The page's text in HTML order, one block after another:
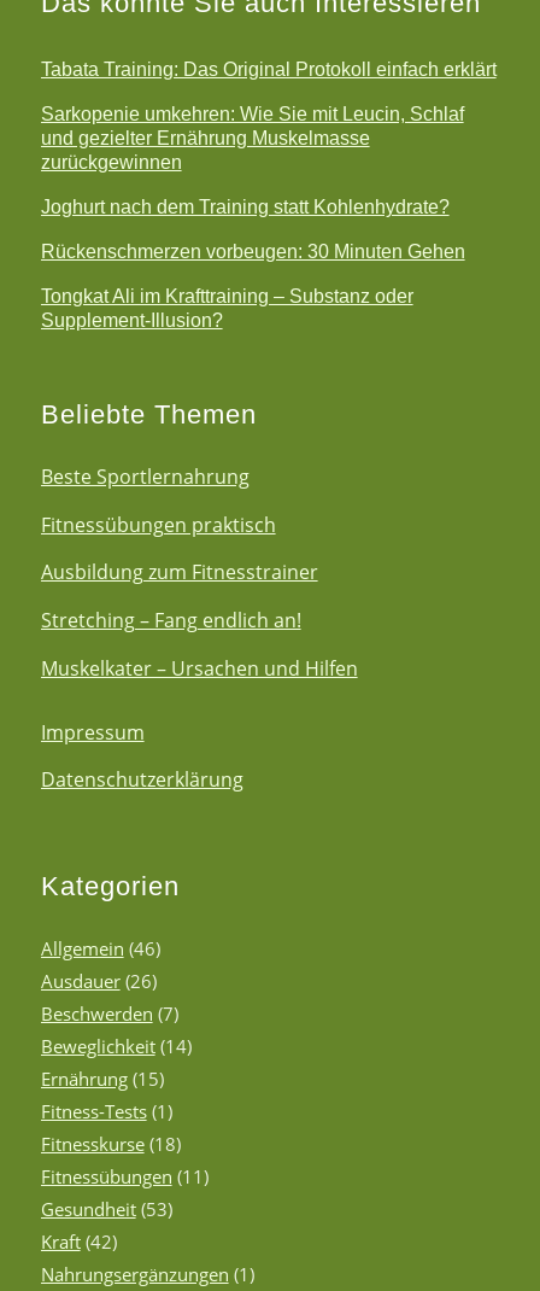
Tabata Training: Das Original Protokoll einfach erklärt
Sarkopenie umkehren: Wie Sie mit Leucin, Schlaf
und gezielter Ernährung Muskelmasse
zurückgewinnen
Joghurt nach dem Training statt Kohlenhydrate?
Rückenschmerzen vorbeugen: 30 Minuten Gehen
Tongkat Ali im Krafttraining – Substanz oder
Supplement-Illusion?
Beliebte Themen
Beste Sportlernahrung
Fitnessübungen praktisch
Ausbildung zum Fitnesstrainer
Stretching – Fang endlich an!
Muskelkater – Ursachen und Hilfen
Impressum
Datenschutzerklärung
Kategorien
Allgemein (46)
Ausdauer(26)
Beschwerden (7)
Beweglichkeit(14)
Ernährung(15)
Fitness-Tests(1)
Fitnesskurse(18)
Fitnessübungen (11)
Gesundheit(53)
Kraft(42)
Nahrungsergänzungen (1)